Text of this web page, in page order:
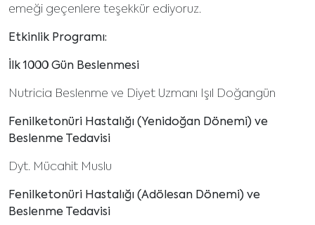
emeği geçenlere teşekkür ediyoruz.
Etkinlik Programı:
İlk 1000 Gün Beslenmesi
Nutricia Beslenme ve Diyet Uzmanı Işıl Doğangün
Fenilketonüri Hastalığı (Yenidoğan Dönemi) ve
Beslenme Tedavisi
Dyt. Mücahit Muslu
Fenilketonüri Hastalığı (Adölesan Dönemi) ve
Beslenme Tedavisi